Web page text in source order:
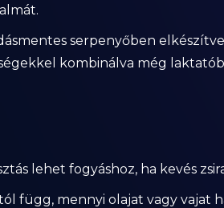
serpenyőben
kombinálva még
lehet fogyáshoz, ha kevés
függ, mennyi olajat vagy vajat